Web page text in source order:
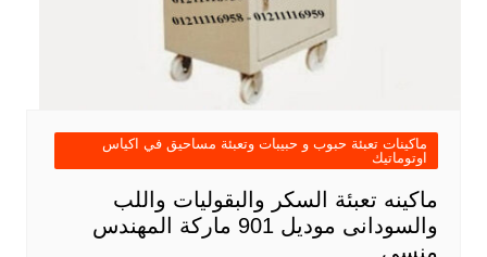
ماكينات تعبئة حبوب و حبيبات وتعبئة مساحيق في اكياس
اوتوماتيك
ماكينه تعبئة السكر والبقوليات واللب
والسودانى موديل 901 ماركة المهندس
منسى